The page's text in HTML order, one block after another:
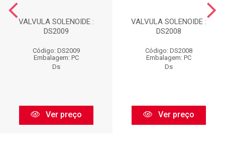
VALVULA SOLENOIDE :
DS2009
Código: DS2009
Embalagem: PC
Ds
Ver preço
VALVULA SOLENOIDE :
DS2008
Código: DS2008
Embalagem: PC
Ds
Ver preço